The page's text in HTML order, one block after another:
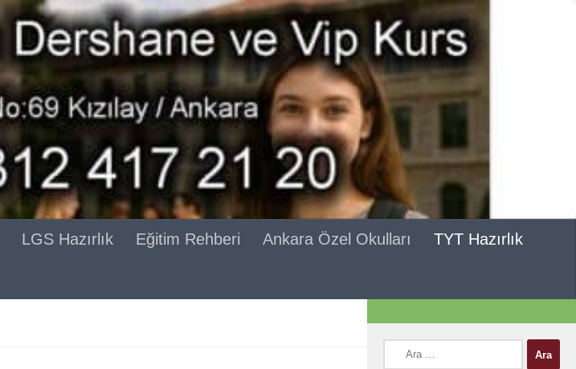
LGS Hazırlık Eğitim Rehberi Ankara Özel Okulları TYT Hazırlık
Arama: